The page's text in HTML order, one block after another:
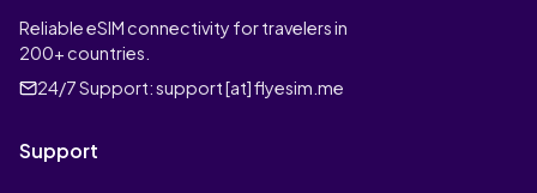
Reliable eSIM connectivity for travelers in
200+ countries.
24/7 Support:support [at] flyesim.me
Support